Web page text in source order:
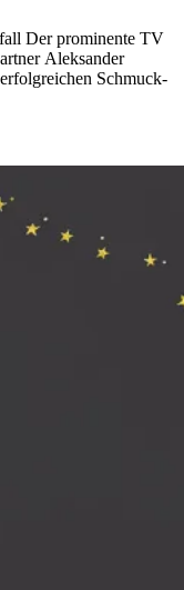
Der prominente TV
Aleksander
Schmuck-